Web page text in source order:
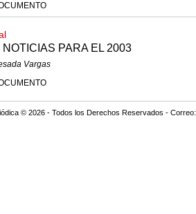
PARA EL 2003
Vargas
© 2026 - Todos los Derechos Reservados - Correo: